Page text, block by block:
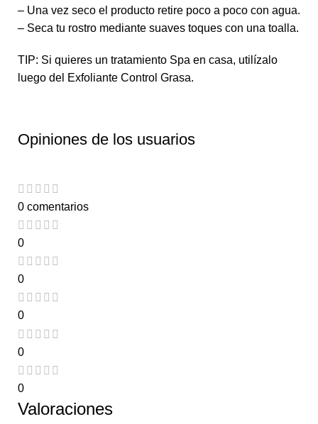
– Una vez seco el producto retire poco a poco con agua.
– Seca tu rostro mediante suaves toques con una toalla.
TIP: Si quieres un tratamiento Spa en casa, utilízalo
luego del Exfoliante Control Grasa.
Opiniones de los usuarios
0 comentarios
0
0
0
0
0
Valoraciones